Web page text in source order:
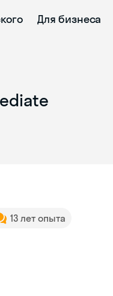
Для бизнеса
13 лет опыта